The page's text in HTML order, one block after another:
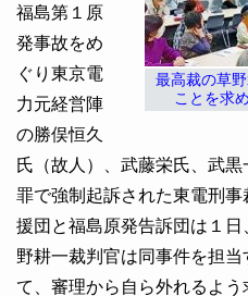
最高裁の草
ことを求
福島第１原
発事故をめ
ぐり東京電
力元経営陣
の勝俣恒久
氏（故人）、武藤栄氏、武
罪で強制起訴された東電刑
援団と福島原発告訴団は１
野耕一裁判官は同事件を担
て、審理から自ら外れるよ